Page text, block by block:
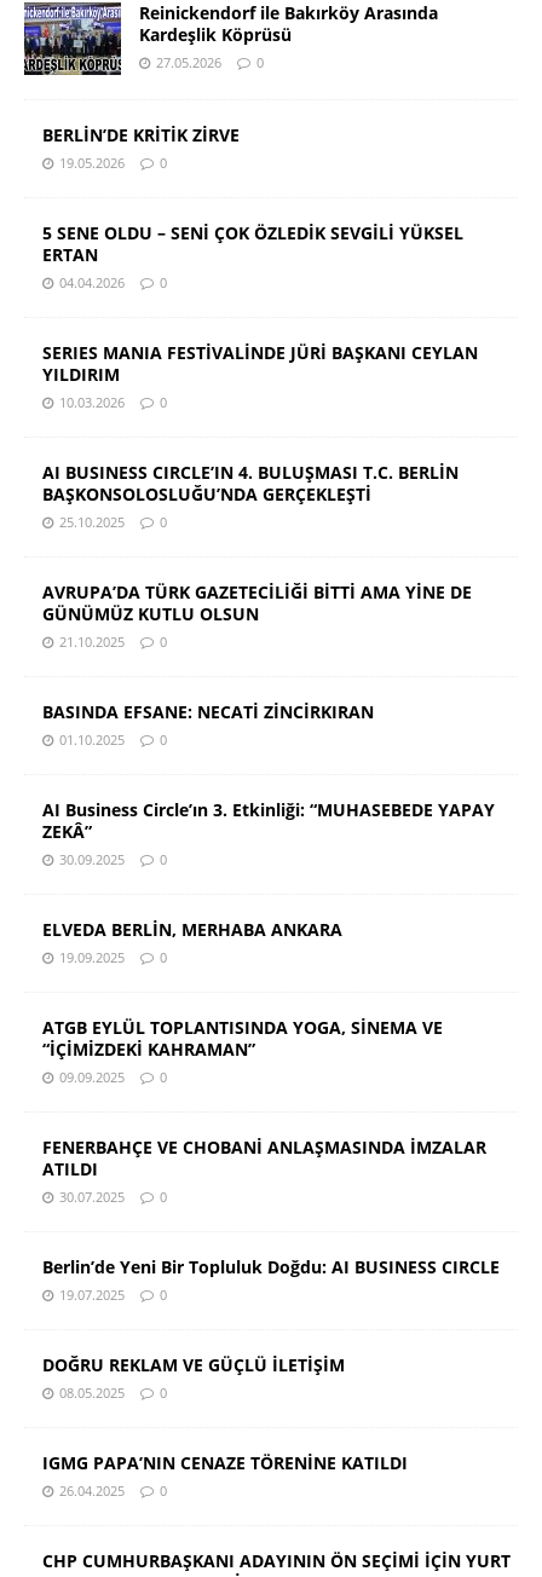
Reinickendorf ile Bakırköy Arasında
Kardeşlik Köprüsü
27.05.2026 0
BERLİN’DE KRİTİK ZİRVE
19.05.2026 0
5 SENE OLDU – SENİ ÇOK ÖZLEDİK SEVGİLİ YÜKSEL
ERTAN
04.04.2026 0
SERIES MANIA FESTİVALİNDE JÜRİ BAŞKANI CEYLAN
YILDIRIM
10.03.2026 0
AI BUSINESS CIRCLE’IN 4. BULUŞMASI T.C. BERLİN
BAŞKONSOLOSLUĞU’NDA GERÇEKLEŞTİ
25.10.2025 0
AVRUPA’DA TÜRK GAZETECİLİĞİ BİTTİ AMA YİNE DE
GÜNÜMÜZ KUTLU OLSUN
21.10.2025 0
BASINDA EFSANE: NECATİ ZİNCİRKIRAN
01.10.2025 0
AI Business Circle’ın 3. Etkinliği: “MUHASEBEDE YAPAY
ZEKÂ”
30.09.2025 0
ELVEDA BERLİN, MERHABA ANKARA
19.09.2025 0
ATGB EYLÜL TOPLANTISINDA YOGA, SİNEMA VE
“İÇİMİZDEKİ KAHRAMAN”
09.09.2025 0
FENERBAHÇE VE CHOBANİ ANLAŞMASINDA İMZALAR
ATILDI
30.07.2025 0
Berlin’de Yeni Bir Topluluk Doğdu: AI BUSINESS CIRCLE
19.07.2025 0
DOĞRU REKLAM VE GÜÇLÜ İLETİŞİM
08.05.2025 0
IGMG PAPA’NIN CENAZE TÖRENİNE KATILDI
26.04.2025 0
CHP CUMHURBAŞKANI ADAYININ ÖN SEÇİMİ İÇİN YURT